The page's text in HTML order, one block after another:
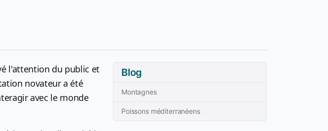
l'attention du public et
novateur a été
avec le monde
Blog
Montagnes
Poissons méditerranéens